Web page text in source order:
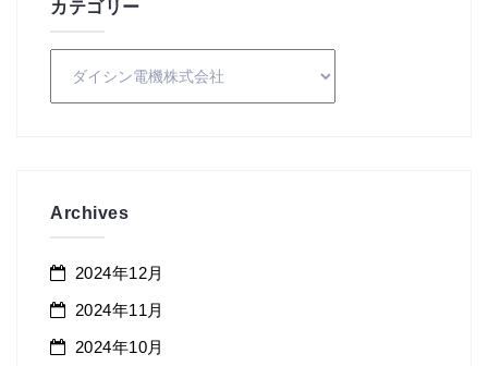
カテゴリー
Archives
2024年12月
2024年11月
2024年10月